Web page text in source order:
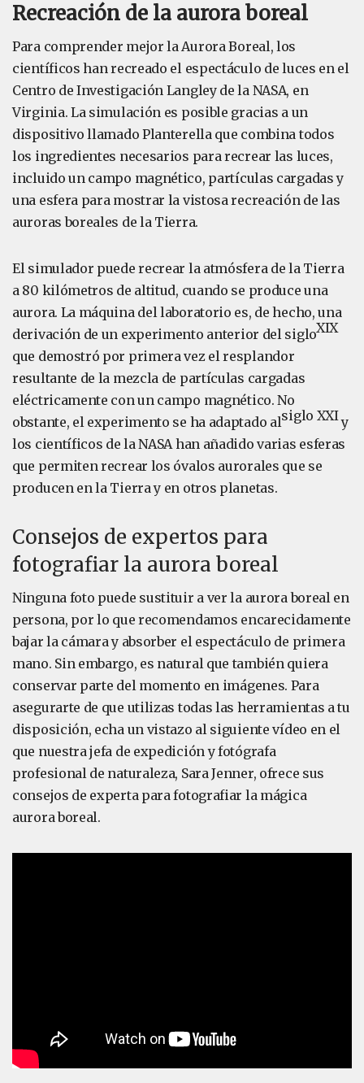
Recreación de la aurora boreal
Para comprender mejor la Aurora Boreal, los
científicos han recreado el espectáculo de luces en el
Centro de Investigación Langley de la NASA, en
Virginia. La simulación es posible gracias a un
dispositivo llamado Planterella que combina todos
los ingredientes necesarios para recrear las luces,
incluido un campo magnético, partículas cargadas y
una esfera para mostrar la vistosa recreación de las
auroras boreales de la Tierra.
El simulador puede recrear la atmósfera de la Tierra
a 80 kilómetros de altitud, cuando se produce una
aurora. La máquina del laboratorio es, de hecho, una
derivación de un experimento anterior del sigloXIX
que demostró por primera vez el resplandor
resultante de la mezcla de partículas cargadas
eléctricamente con un campo magnético. No
obstante, el experimento se ha adaptado alsiglo XXIy
los científicos de la NASA han añadido varias esferas
que permiten recrear los óvalos aurorales que se
producen en la Tierra y en otros planetas.
Consejos de expertos para
fotografiar la aurora boreal
Ninguna foto puede sustituir a ver la aurora boreal en
persona, por lo que recomendamos encarecidamente
bajar la cámara y absorber el espectáculo de primera
mano. Sin embargo, es natural que también quiera
conservar parte del momento en imágenes. Para
asegurarte de que utilizas todas las herramientas a tu
disposición, echa un vistazo al siguiente vídeo en el
que nuestra jefa de expedición y fotógrafa
profesional de naturaleza, Sara Jenner, ofrece sus
consejos de experta para fotografiar la mágica
aurora boreal.